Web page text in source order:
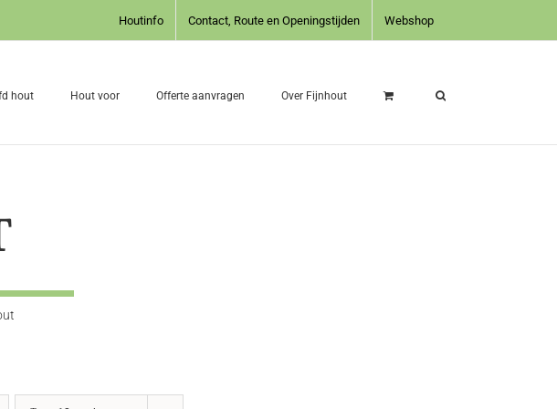
Houtinfo Contact, Route en Openingstijden Webshop
hout Hout voor Offerte aanvragen Over Fijnhout